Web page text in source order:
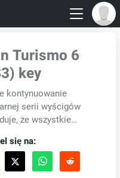
Turismo 6
key
kontynuowanie
serii wyścigów
że wszystkie
w poprzednich
plus duża dawka
się na: